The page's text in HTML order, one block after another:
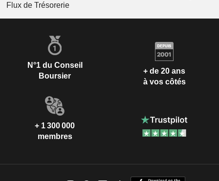
Flux de Trésorerie
N°1 du Conseil
Boursier
+ de 20 ans
à vos côtés
+ 1 300 000
membres